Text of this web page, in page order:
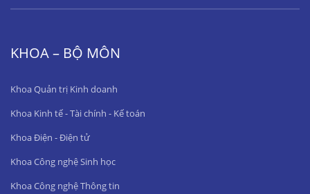
KHOA – BỘ MÔN
Khoa Quản trị Kinh doanh
Khoa Kinh tế - Tài chính - Kế toán
Khoa Điện - Điện tử
Khoa Công nghệ Sinh học
Khoa Công nghệ Thông tin